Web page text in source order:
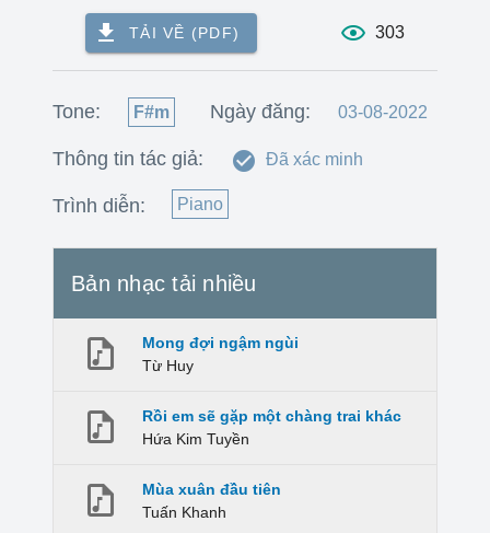
TẢI VỀ (PDF) 303
Tone: F#m Ngày đăng: 03-08-2022
Thông tin tác giả: Đã xác minh
Trình diễn: Piano
Bản nhạc tải nhiều
Mong đợi ngậm ngùi
Từ Huy
Rồi em sẽ gặp một chàng trai khác
Hứa Kim Tuyền
Mùa xuân đầu tiên
Tuấn Khanh